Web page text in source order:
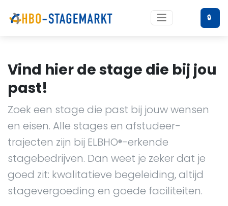
🔒
Vind hier de stage die bij jou
past!
Zoek een stage die past bij jouw wensen
en eisen. Alle stages en afstudeer-
trajecten zijn bij ELBHO®-erkende
stagebedrijven. Dan weet je zeker dat je
goed zit: kwalitatieve begeleiding, altijd
stagevergoeding en goede faciliteiten.